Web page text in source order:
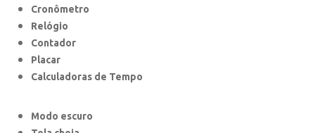
Cronômetro
Relógio
Contador
Placar
Calculadoras de Tempo
Modo escuro